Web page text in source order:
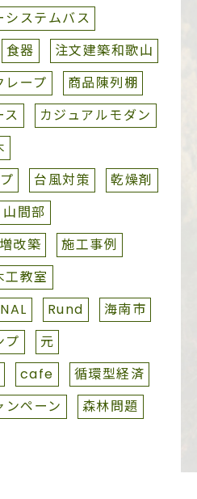
システムバス
食器
注文建築和歌山
レープ
商品陳列棚
ス
カジュアルモダン
台風対策
乾燥剤
山間部
増改築
施工事例
工教室
Rund
海南市
プ
元
cafe
循環型経済
ペーン
森林問題